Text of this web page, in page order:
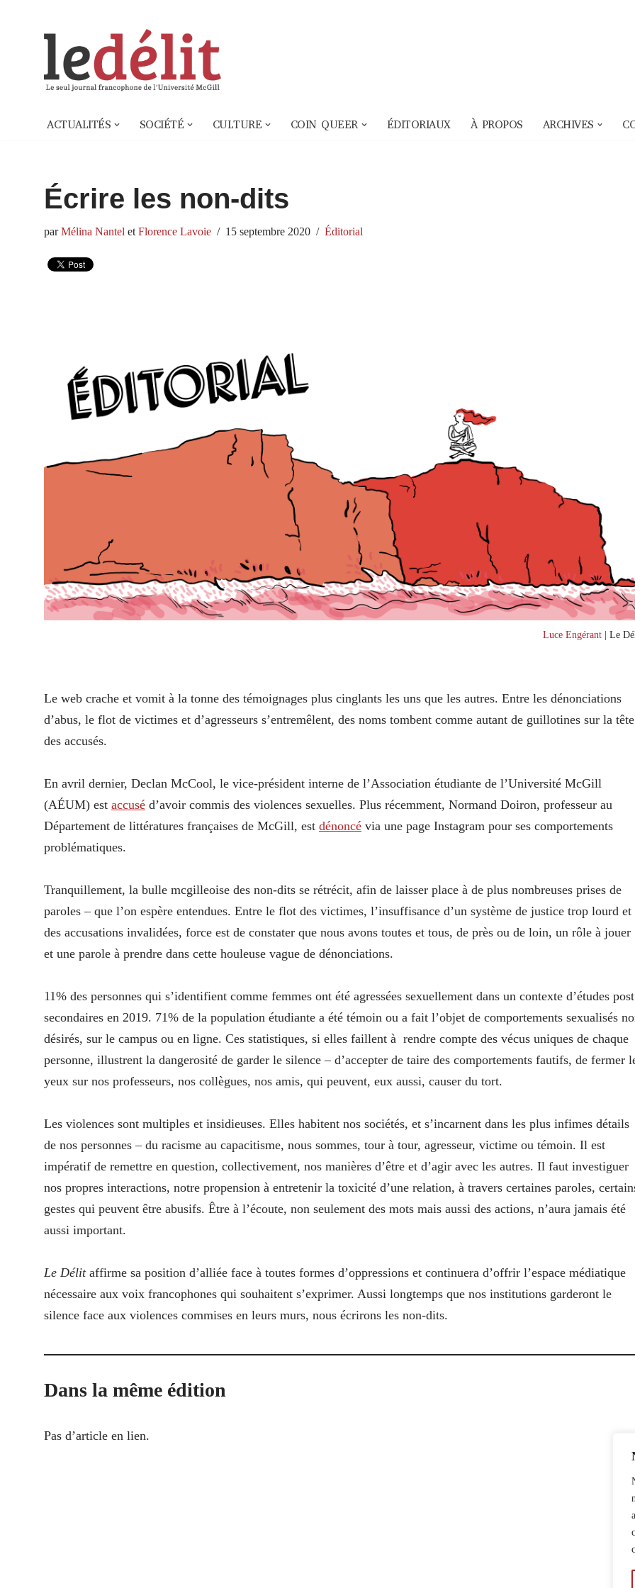
ACTUALITÉS SOCIÉTÉ CULTURE COIN QUEER ÉDITORIAUX À PROPOS ARCHIVES
Écrire les non-dits
parMélina Nantel etFlorence Lavoie 15 septembre 2020 Éditorial
Luce Engérant | Le
Le web crache et vomit à la tonne des témoignages plus cinglants les uns que les autres. Entre les dénonciations
d’abus, le flot de victimes et d’agresseurs s’entremêlent, des noms tombent comme autant de guillotines sur la tête
des accusés.
En avril dernier, Declan McCool, le vice-président interne de l’Association étudiante de l’Université McGill
(AÉUM) est accusé d’avoir commis des violences sexuelles. Plus récemment, Normand Doiron, professeur au
Département de littératures françaises de McGill, est dénoncé via une page Instagram pour ses comportements
problématiques.
Tranquillement, la bulle mcgilleoise des non-dits se rétrécit, afin de laisser place à de plus nombreuses prises de
paroles – que l’on espère entendues. Entre le flot des victimes, l’insuffisance d’un système de justice trop lourd et
des accusations invalidées, force est de constater que nous avons toutes et tous, de près ou de loin, un rôle à jouer
et une parole à prendre dans cette houleuse vague de dénonciations.
11% des personnes qui s’identifient comme femmes ont été agressées sexuellement dans un contexte d’études post
secondaires en 2019. 71% de la population étudiante a été témoin ou a fait l’objet de comportements sexualisés
désirés, sur le campus ou en ligne. Ces statistiques, si elles faillent à rendre compte des vécus uniques de chaque
personne, illustrent la dangerosité de garder le silence – d’accepter de taire des comportements fautifs, de fermer
yeux sur nos professeurs, nos collègues, nos amis, qui peuvent, eux aussi, causer du tort.
Les violences sont multiples et insidieuses. Elles habitent nos sociétés, et s’incarnent dans les plus infimes détails
de nos personnes – du racisme au capacitisme, nous sommes, tour à tour, agresseur, victime ou témoin. Il est
impératif de remettre en question, collectivement, nos manières d’être et d’agir avec les autres. Il faut investiguer
nos propres interactions, notre propension à entretenir la toxicité d’une relation, à travers certaines paroles,
gestes qui peuvent être abusifs. Être à l’écoute, non seulement des mots mais aussi des actions, n’aura jamais été
aussi important.
Le Délit affirme sa position d’alliée face à toutes formes d’oppressions et continuera d’offrir l’espace médiatique
nécessaire aux voix francophones qui souhaitent s’exprimer. Aussi longtemps que nos institutions garderont le
silence face aux violences commises en leurs murs, nous écrirons les non-dits.
Dans la même édition
Pas d’article en lien.